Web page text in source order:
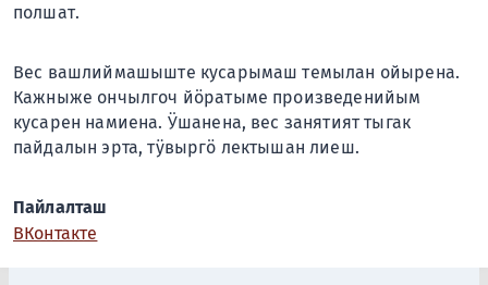
полшат.
Вес вашлиймашыште кусарымаш темылан ойырена.
Кажныже ончылгоч йӧратыме произведенийым
кусарен намиена. Ӱшанена, вес занятият тыгак
пайдалын эрта, тӱвыргӧ лектышан лиеш.
Пайлалташ
ВКонтакте